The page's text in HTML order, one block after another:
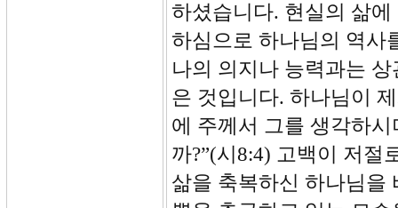
하셨습니다. 현실의 삶
하심으로 하나님의 역사
나의 의지나 능력과는
은 것입니다. 하나님이
에 주께서 그를 생각하
까?”(시8:4) 고백이 저절
삶을 축복하신 하나님을